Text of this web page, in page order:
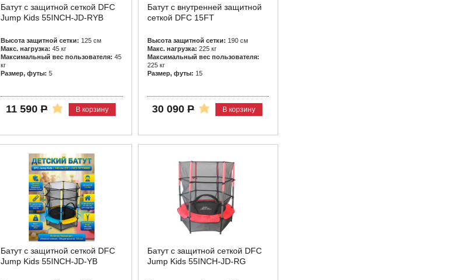
Батут с защитной сеткой DFC
Jump Kids 55INCH-JD-RYB
Высота защитной сетки: 125 см
Макс. нагрузка: 45 кг
Максимальный вес пользователя: 45
кг
Размер, футы: 5
11 590 Р В корзину
Батут с внутренней защитной
сеткой DFC 15FT
Высота защитной сетки: 190 см
Макс. нагрузка: 225 кг
Максимальный вес пользователя:
225 кг
Размер, футы: 15
30 090Р В корзину
Батут с защитной сеткой DFC
Jump Kids 55INCH-JD-YB
Батут с защитной сеткой DFC
Jump Kids 55INCH-JD-RG